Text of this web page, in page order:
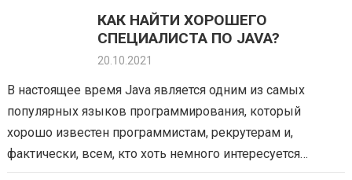
КАК НАЙТИ ХОРОШЕГО
СПЕЦИАЛИСТА ПО JAVA?
20.10.2021
В настоящее время Java является одним из самых
популярных языков программирования, который
хорошо известен программистам, рекрутерам и,
фактически, всем, кто хоть немного интересуется